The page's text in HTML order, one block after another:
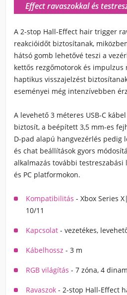
Effect ravaszokkal és
A 2-stop Hall-Effect hair trigger
reakcióidőt biztosítanak,
hátsó gomb lehetővé teszi a
kettős rezgőmotorok és impulzus
haptikus visszajelzést
eseményei még intenzívebben
A levehető 3 méteres USB-C
biztosít, a beépített 3,5 mm-es
D-pad alapú hangvezérlés pedig
és chat beállítások gyors
alkalmazás további testreszabási
és PC platformokon.
Kompatibilitás - Xbox Series
10/11
Kapcsolat - vezetékes,
Kábelhossz - 3 m
RGB világítás - 7 zóna, 4
Ravaszok - 2-stop Hall-Effect